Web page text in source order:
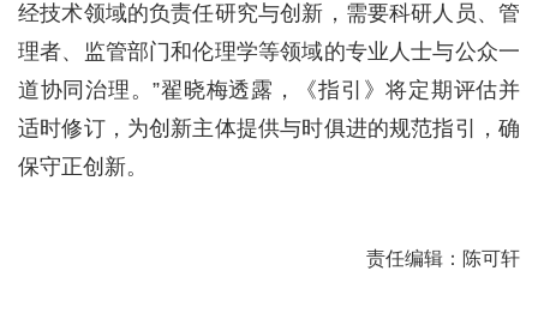
经技术领域的负责任研究与创新，需要科研人员、管
理者、监管部门和伦理学等领域的专业人士与公众一
道协同治理。”翟晓梅透露，《指引》将定期评估并
适时修订，为创新主体提供与时俱进的规范指引，确
保守正创新。
责任编辑：陈可轩